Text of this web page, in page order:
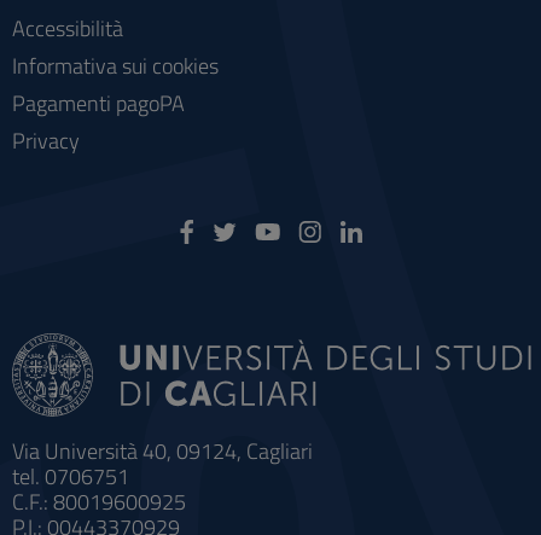
Via Università 40, 09124, Cagliari
tel. 0706751
C.F.: 80019600925
P.I.: 00443370929
Accessibilità
Informativa sui cookies
Pagamenti pagoPA
Privacy